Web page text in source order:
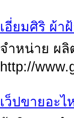
เอี่ยมศิริ ผ้า
จำหน่าย ผลิ
http://
เว็ปขายอะไ